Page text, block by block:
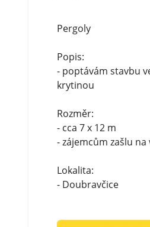
Pergoly
Popis:
- poptávám stavbu
krytinou
Rozměr:
- cca 7 x 12 m
- zájemcům zašlu
Lokalita:
- Doubravčice